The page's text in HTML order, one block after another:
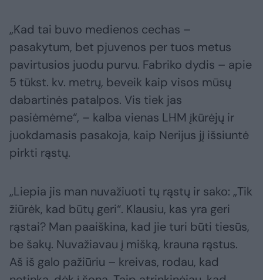
„Kad tai buvo medienos cechas –
pasakytum, bet pjuvenos per tuos metus
pavirtusios juodu purvu. Fabriko dydis – apie
5 tūkst. kv. metrų, beveik kaip visos mūsų
dabartinės patalpos. Vis tiek jas
pasiėmėme“, – kalba vienas LHM įkūrėjų ir
juokdamasis pasakoja, kaip Nerijus jį išsiuntė
pirkti rąstų.
„Liepia jis man nuvažiuoti tų rąstų ir sako: „Tik
žiūrėk, kad būtų geri“. Klausiu, kas yra geri
rąstai? Man paaiškina, kad jie turi būti tiesūs,
be šakų. Nuvažiavau į mišką, krauna rąstus.
Aš iš galo pažiūriu – kreivas, rodau, kad